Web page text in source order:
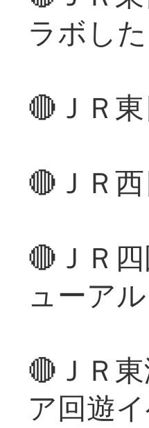
ラボし
🔴ＪＲ
🔴ＪＲ
🔴ＪＲ
ューアル
🔴ＪＲ
ア回遊